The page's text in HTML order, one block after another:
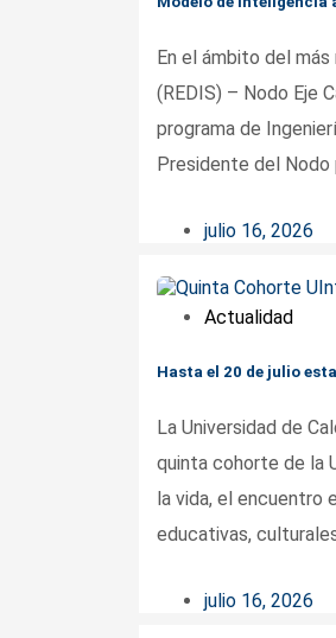
En el ámbito del
(REDIS) – Nodo Eje
programa de
Presidente del Nodo
julio 16, 2026
Actualidad
Hasta el 20 de julio
La Universidad de
quinta cohorte de la
la vida, el encuentro
educativas,
julio 16, 2026